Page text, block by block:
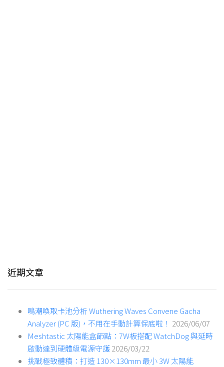
近期文章
鳴潮喚取卡池分析 Wuthering Waves Convene Gacha
Analyzer (PC 版)，不用在手動計算保底啦！ 2026/06/07
Meshtastic 太陽能盒節點：7W板搭配 WatchDog 與延時
啟動達到硬體級電源守護2026/03/22
挑戰極致體積：打造 130×130mm 最小 3W 太陽能